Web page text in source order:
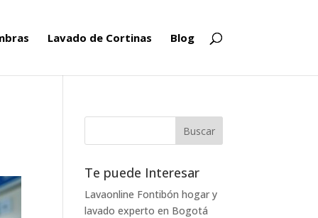
Lavado de Cortinas Blog
Te puede Interesar
Lavaonline Fontibón hogar y
lavado experto en Bogotá